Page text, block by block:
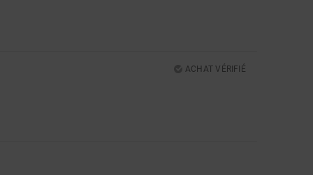
ACHAT VÉRIFIÉ